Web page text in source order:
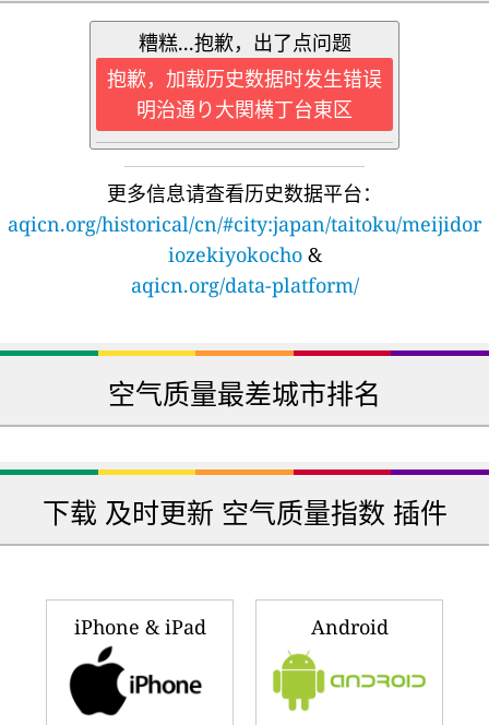
糟糕...抱歉，出了点问题
抱歉，加载历史数据时发生错误
明治通り大関横丁台東区
更多信息请查看历史数据平台：
aqicn.org/historical/cn/#city:japan/taitoku/meijidor
iozekiyokocho&
aqicn.org/data-platform/
空气质量最差城市排名
🇿🇦
🇺🇸 169
美国
🇿🇲 161
赞比亚
🇮🇩
中国
🇨🇦加拿大
🇲🇽
🇺🇬乌干达
🇱🇸 125
莱索托
🇲🇿
🇰🇼科威特
🇮🇳
印度